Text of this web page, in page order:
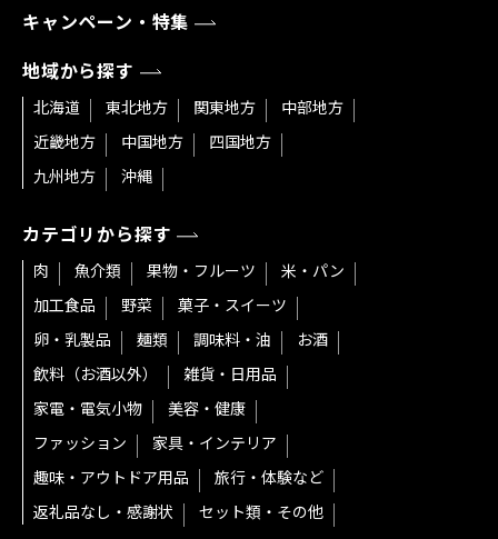
キャンペーン・特集
地域から探す
北海道 東北地方 関東地方
中部地方
近畿地方
中国地方
四国地方
九州地方
沖縄
カテゴリから探す
肉 魚介類 果物・フルーツ
米・パン
加工食品
野菜
菓子・スイーツ
卵・乳製品
麺類 調味料・油
お酒
飲料（お酒以外）
雑貨・日用品
家電・電気小物
美容・健康
ファッション
家具・インテリア
趣味・アウトドア用品
旅行・体験など
返礼品なし・感謝状
セット類・その他